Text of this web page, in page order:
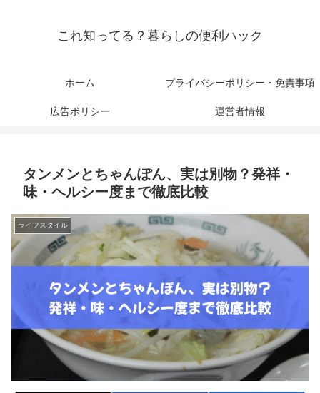
これ知ってる？暮らしの便利ハック
ホーム プライバシーポリシー・免責事項
広告ポリシー 運営者情報
タンメンとちゃんぽん、実は別物？発祥・
味・ヘルシー度まで徹底比較
ライフスタイル